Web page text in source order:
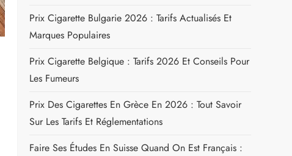
Prix Cigarette Bulgarie 2026 : Tarifs Actualisés Et
Marques Populaires
Prix Cigarette Belgique : Tarifs 2026 Et Conseils Pour
Les Fumeurs
Prix Des Cigarettes En Grèce En 2026 : Tout Savoir
Sur Les Tarifs Et Réglementations
Faire Ses Études En Suisse Quand On Est Français :